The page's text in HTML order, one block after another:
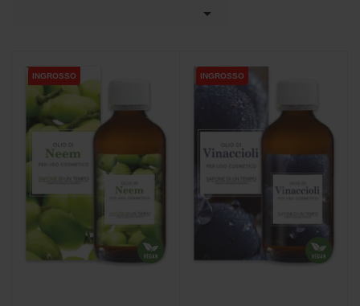

INGROSSO
INGROSSO INGROSSO
INGROSSO